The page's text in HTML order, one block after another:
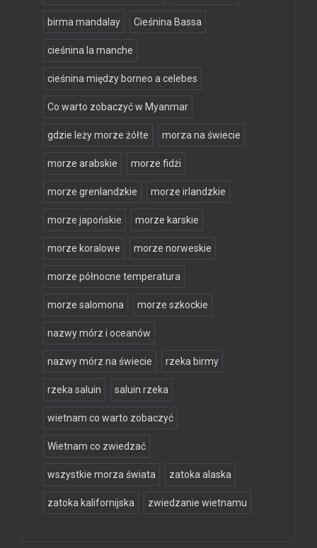
birma mandalay Cieśnina Bassa
cieśnina la manche
cieśnina między borneo a celebes
Co warto zobaczyć w Myanmar
gdzie leży morze żółte morza na świecie
morze arabskie morze fidżi
morze grenlandzkie morze irlandzkie
morze japońskie morze karskie
morze koralowe morze norweskie
morze północne temperatura
morze salomona morze szkockie
nazwy mórz i oceanów
nazwy mórz na świecie rzeka birmy
rzeka saluin saluin rzeka
wietnam co warto zobaczyć
Wietnam co zwiedzać
wszystkie morza świata zatoka alaska
zatoka kalifornijska zwiedzanie wietnamu